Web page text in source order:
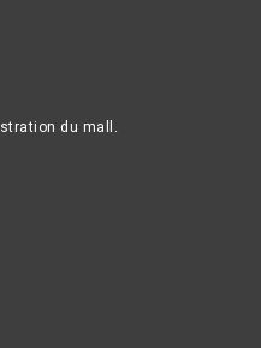
du mall.